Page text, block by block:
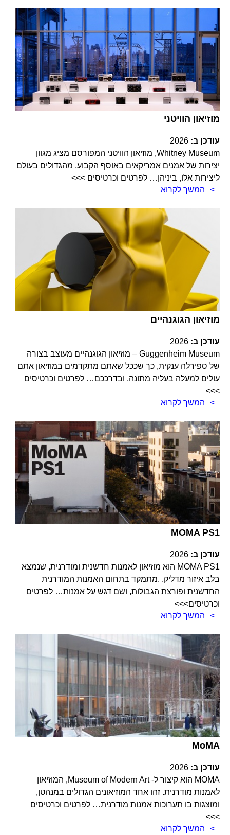
מוזיאון הוויטני
עודכן ב: 2026
Whitney Museum, מוזיאון הוויטני המפורסם מציג מגוון
יצירות של אמנים אמריקאים באוסף הקבוע, מהגדולים בעולם
ליצירות אלו, ביניהן… לפרטים וכרטיסים >>>
המשך לקרוא
מוזיאון הגוגנהיים
עודכן ב: 2026
Guggenheim Museum – מוזיאון הגוגנהיים מעוצב בצורה
של ספירלה ענקית, כך שככל שאתם מתקדמים במוזיאון אתם
עולים למעלה בעליה מתונה, ובדרככם… לפרטים וכרטיסים
>>>
המשך לקרוא
MOMA PS1
עודכן ב: 2026
MOMA PS1 הוא מוזיאון לאמנות חדשנית ומודרנית, שנמצא
בלב איזור מדליק. .מתמקד בתחום האמנות המודרנית
החדשנית ופורצת הגבולות, ושם דגש על אמנות… לפרטים
וכרטיסים>>>
המשך לקרוא
MoMA
עודכן ב: 2026
MOMA הוא קיצור ל- Museum of Modern Art, המוזיאון
לאמנות מודרנית. זהו אחד המוזיאונים הגדולים במנהטן,
ומוצגות בו תערוכות אמנות מודרנית… לפרטים וכרטיסים
>>>
המשך לקרוא